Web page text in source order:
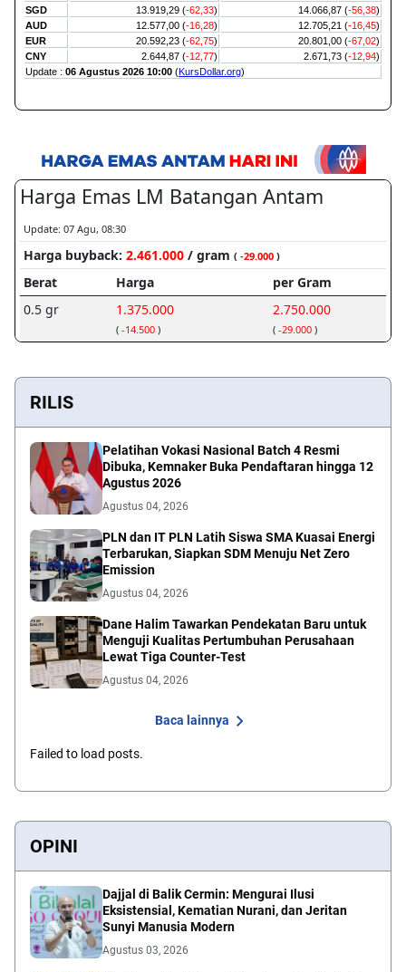
RILIS
Pelatihan Vokasi Nasional Batch 4 Resmi
Dibuka, Kemnaker Buka Pendaftaran hingga 12
Agustus 2026
Agustus 04, 2026
PLN dan IT PLN Latih Siswa SMA Kuasai Energi
Terbarukan, Siapkan SDM Menuju Net Zero
Emission
Agustus 04, 2026
Dane Halim Tawarkan Pendekatan Baru untuk
Menguji Kualitas Pertumbuhan Perusahaan
Lewat Tiga Counter-Test
Agustus 04, 2026
Baca lainnya
Failed to load posts.
OPINI
Dajjal di Balik Cermin: Mengurai Ilusi
Eksistensial, Kematian Nurani, dan Jeritan
Sunyi Manusia Modern
Agustus 03, 2026